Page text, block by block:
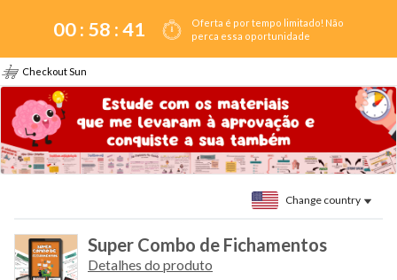
00 : 58 :41
Oferta é por tempo limitado! Não
perca essa oportunidade
Checkout Sun
Change country
Super Combo de Fichamentos
Detalhes do produto